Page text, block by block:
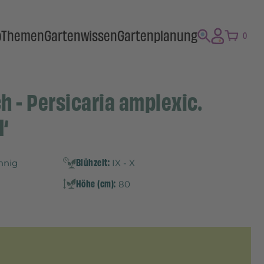
ThemenGartenwissenGartenplanung 0
- Persicaria amplexic.
Blühzeit: IX - X
Höhe (cm): 80